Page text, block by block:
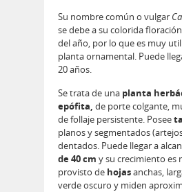
Su nombre común o vulgar
se debe a su colorida
del año, por lo que es muy
planta ornamental. Puede
20 años.
Se trata de una planta
epó­fita, de porte colgante,
de follaje persistente. Posee
planos y segmentados
dentados. Puede llegar a
de 40 cm y su crecimiento es
provisto de hojasanchas,
verde oscuro y miden